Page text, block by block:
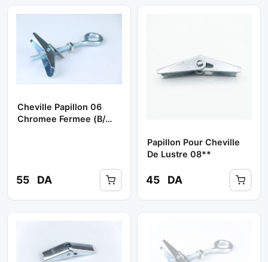
Cheville Papillon 06
Chromee Fermee (b/
55 DA
Papillon Pour Cheville
De Lustre 08**
45 DA